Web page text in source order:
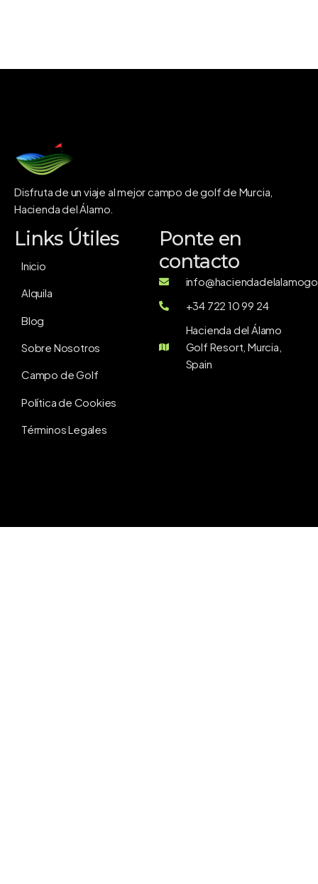
Disfruta de un viaje al mejor campo de golf de Murcia,
Hacienda del Álamo.
Links Útiles
Inicio
Alquila
Blog
Sobre Nosotros
Campo de Golf
Política de Cookies
Términos Legales
Ponte en
contacto
+34 722 10 99 24
Hacienda del Álamo
Golf Resort, Murcia,
Spain